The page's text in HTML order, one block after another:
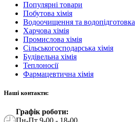
Популярні товари
Побутова хімія
Водоочищення та водопідготовка
Харчова хімія
Промислова хімія
Сільськогосподарська хімія
Будівельна хімія
Теплоносії
Фармацевтична хімія
Наші контакти:
Графік роботи: